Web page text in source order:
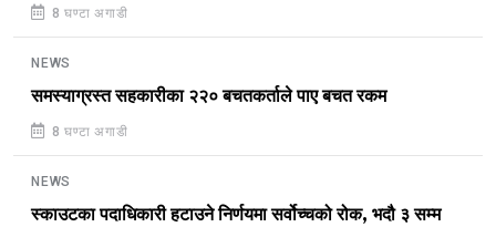
8 घण्टा अगाडी
NEWS
समस्याग्रस्त सहकारीका २२० बचतकर्ताले पाए बचत रकम
8 घण्टा अगाडी
NEWS
स्काउटका पदाधिकारी हटाउने निर्णयमा सर्वोच्चको रोक, भदौ ३ सम्म